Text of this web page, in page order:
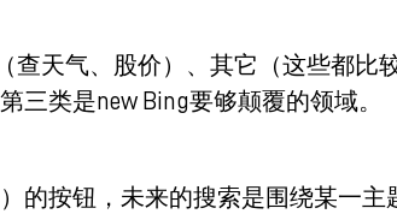
查天气、股价）、其它（这些都比
三类是new Bing要够颠覆的领域。
的按钮，未来的搜索是围绕某一主